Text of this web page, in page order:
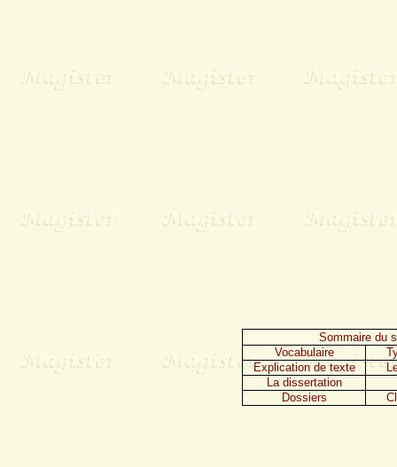
Sommaire du
Vocabulaire
Explication de texte
La dissertation
Dossiers